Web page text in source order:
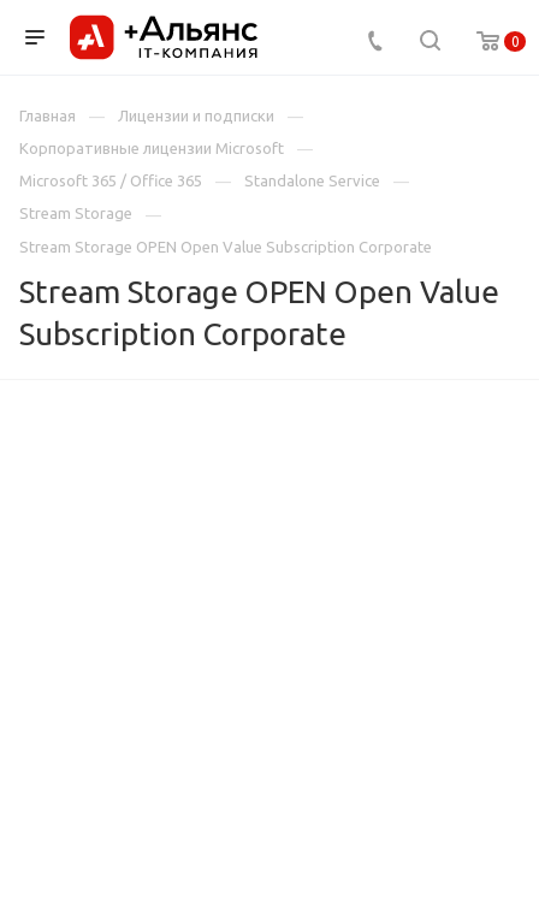
0
Главная
Лицензии и подписки
Корпоративные лицензии Microsoft
Microsoft 365 / Office 365
Standalone Service
Stream Storage
Stream Storage OPEN Open Value Subscription Corporate
Stream Storage OPEN Open Value
Subscription Corporate